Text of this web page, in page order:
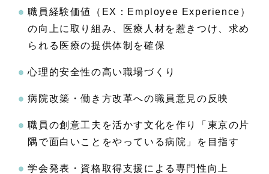
職員経験価値（EX：Employee Experience）
の向上に取り組み、医療人材を惹きつけ、求め
られる医療の提供体制を確保
心理的安全性の高い職場づくり
病院改築・働き方改革への職員意見の反映
職員の創意工夫を活かす文化を作り「東京の片
隅で面白いことをやっている病院」を目指す
学会発表・資格取得支援による専門性向上